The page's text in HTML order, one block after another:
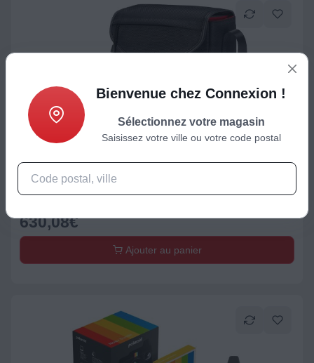
Appareil photo Reflex CANON EOS 2000D+EF-S 18-55 IS
II+Etui+SD16Go
630,08€
Ajouter au panier
Bienvenue chez Connexion !
Sélectionnez votre magasin
Saisissez votre ville ou votre code postal